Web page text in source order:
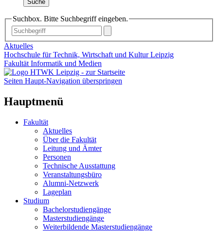
Suche
Suchbox. Bitte Suchbegriff eingeben.
Aktuelles
Hochschule für Technik, Wirtschaft und Kultur Leipzig
Fakultät Informatik und Medien
Seiten Haupt-Navigation überspringen
Hauptmenü
Fakultät
Aktuelles
Über die Fakultät
Leitung und Ämter
Personen
Technische Ausstattung
Veranstaltungsbüro
Alumni-Netzwerk
Lageplan
Studium
Bachelorstudiengänge
Masterstudiengänge
Weiterbildende Masterstudiengänge